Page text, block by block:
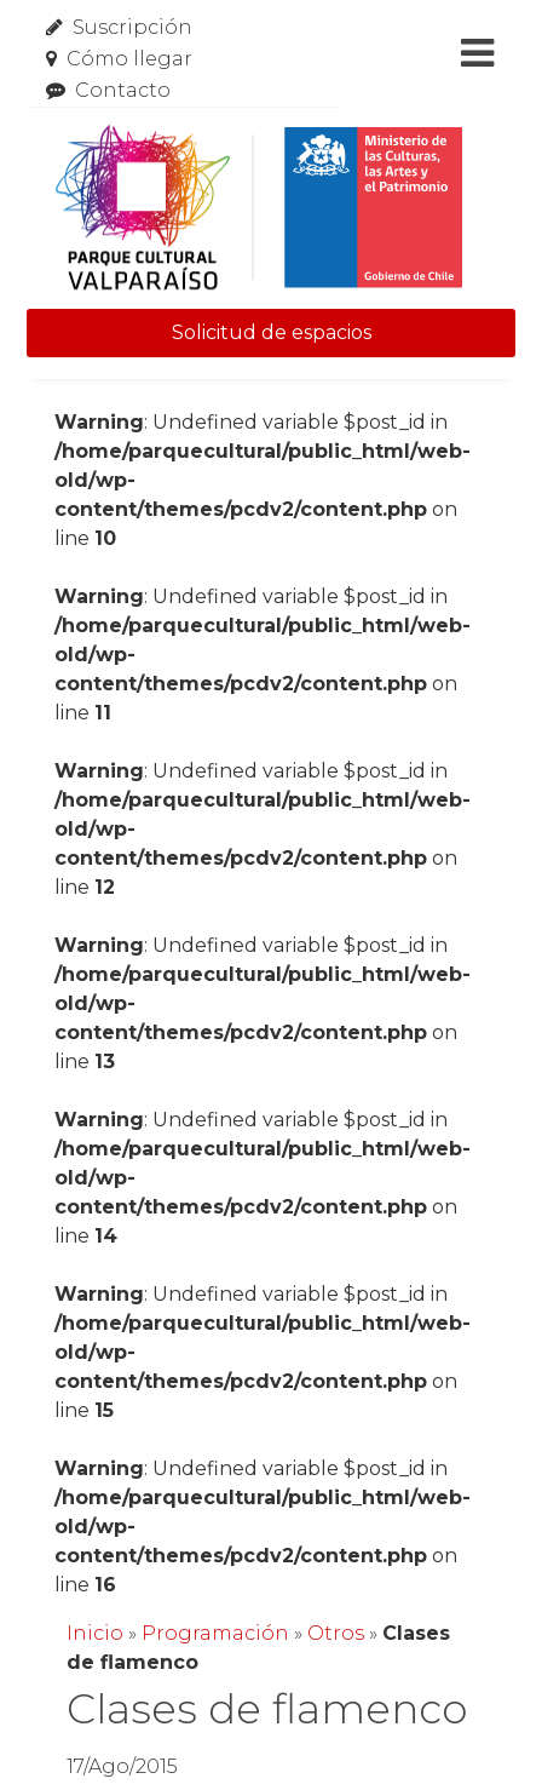
Suscripción
Cómo llegar
Contacto
Solicitud de espacios
Warning: Undefined variable $post_id in
/home/parquecultural/public_html/web-
old/wp-
content/themes/pcdv2/content.phpon
line 10
Warning: Undefined variable $post_id in
/home/parquecultural/public_html/web-
old/wp-
content/themes/pcdv2/content.phpon
line 11
Warning: Undefined variable $post_id in
/home/parquecultural/public_html/web-
old/wp-
content/themes/pcdv2/content.phpon
line 12
Warning: Undefined variable $post_id in
/home/parquecultural/public_html/web-
old/wp-
content/themes/pcdv2/content.phpon
line 13
Warning: Undefined variable $post_id in
/home/parquecultural/public_html/web-
old/wp-
content/themes/pcdv2/content.phpon
line 14
Warning: Undefined variable $post_id in
/home/parquecultural/public_html/web-
old/wp-
content/themes/pcdv2/content.phpon
line 15
Warning: Undefined variable $post_id in
/home/parquecultural/public_html/web-
old/wp-
content/themes/pcdv2/content.phpon
line 16
Inicio » Programación » Otros» Clases
de flamenco
Clases de flamenco
17/Ago/2015